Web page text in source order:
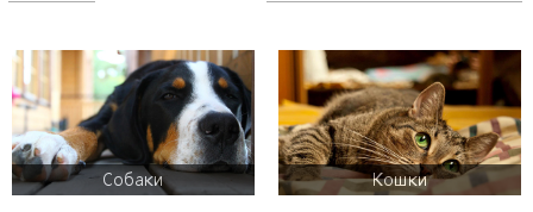
Собаки Кошки